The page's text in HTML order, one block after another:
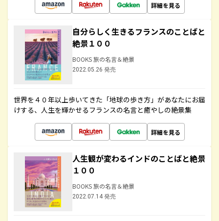
詳細を見る
自分らしく生きるフランスのことばと
絶景１００
BOOKS 旅の名言＆絶景
2022.05.26 発売
世界を４０年以上歩いてきた「地球の歩き方」があなたにお届
けする、人生を輝かせるフランスの名言と癒やしの絶景集
詳細を見る
人生観が変わるインドのことばと絶景
１００
BOOKS 旅の名言＆絶景
2022.07.14 発売